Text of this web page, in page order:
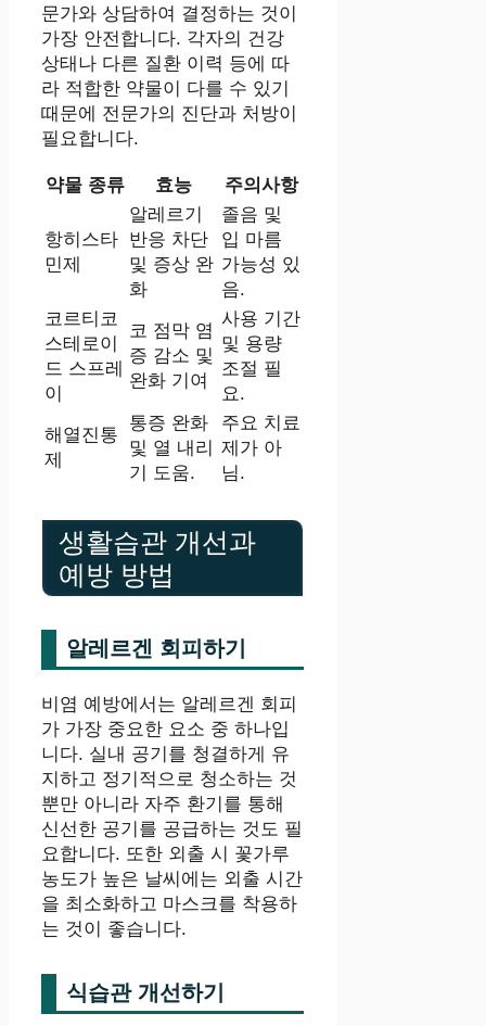
문가와 상담하여 결정하는 것이
가장 안전합니다. 각자의 건강
상태나 다른 질환 이력 등에 따
라 적합한 약물이 다를 수 있기
때문에 전문가의 진단과 처방이
필요합니다.
약물 종류 효능 주의사항
항히스타
민제
알레르기
반응 차단
및 증상 완
화
졸음 및
입 마름
가능성 있
음.
코르티코
스테로이
드 스프레
이
코 점막 염
증 감소 및
완화 기여
사용 기간
및 용량
조절 필
요.
해열진통
제
통증 완화
및 열 내리
기 도움.
주요 치료
제가 아
님.
생활습관 개선과
예방 방법
알레르겐 회피하기
비염 예방에서는 알레르겐 회피
가 가장 중요한 요소 중 하나입
니다. 실내 공기를 청결하게 유
지하고 정기적으로 청소하는 것
뿐만 아니라 자주 환기를 통해
신선한 공기를 공급하는 것도 필
요합니다. 또한 외출 시 꽃가루
농도가 높은 날씨에는 외출 시간
을 최소화하고 마스크를 착용하
는 것이 좋습니다.
식습관 개선하기